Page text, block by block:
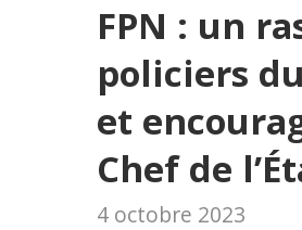
FPN : un
policiers
et
Chef de
4 octobre 2023